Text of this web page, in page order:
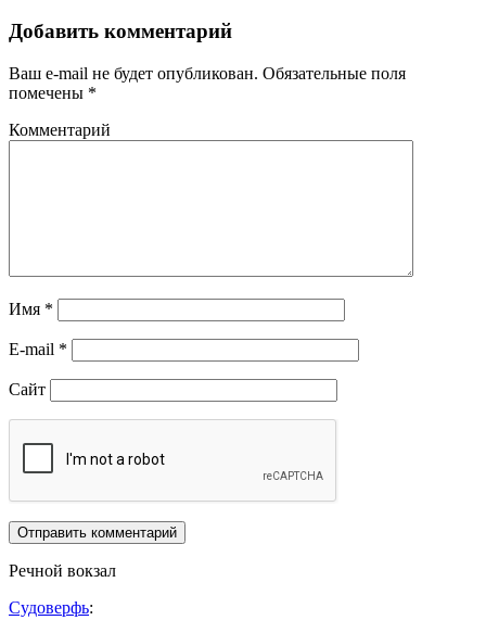
Добавить комментарий
Ваш e-mail не будет опубликован. Обязательные поля
помечены *
Комментарий
Имя *
E-mail *
Сайт
Речной вокзал
Судоверфь: